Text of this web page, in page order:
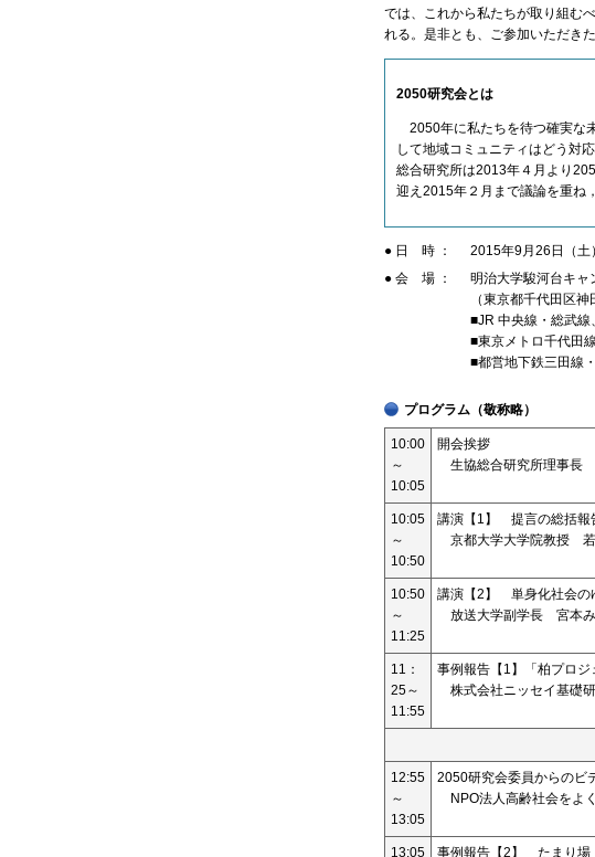
では、これから私たちが取り組む
れる。是非とも、ご参加いただきた
2050研究会とは
2050年に私たちを待つ確実な
して地域コミュニティはどう対
総合研究所は2013年４月より
迎え2015年２月まで議論を重ね
● 日 時 ：
2015年9月26日（
● 会 場 ：
明治大学駿河台キ
（東京都千代田区
■JR 中央線・総武
■東京メトロ千代田
■都営地下鉄三田線
プログラム（敬称略）
10:00
～
10:05
開会挨拶
生協総合研究所理事長
10:05
～
10:50
講演【1】 提言の総括報
京都大学大学院教授 若
10:50
～
11:25
講演【2】 単身化社会の
放送大学副学長 宮本
11：
25～
11:55
事例報告【1】「柏プロ
株式会社ニッセイ基礎
12:55
～
13:05
2050研究会委員からのビ
NPO法人高齢社会をよ
13:05
事例報告【2】 たまり場